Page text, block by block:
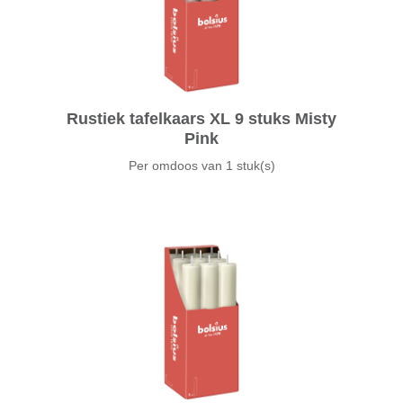
Rustiek tafelkaars XL 9 stuks Misty
Pink
Per omdoos van 1 stuk(s)